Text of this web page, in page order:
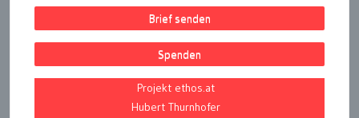
Brief senden
Spenden
Projekt ethos.at
Hubert Thurnhofer